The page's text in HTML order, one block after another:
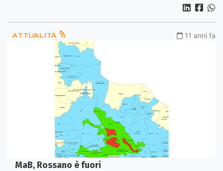
ATTUALITÀ 11 anni fa
MaB, Rossano è fuori